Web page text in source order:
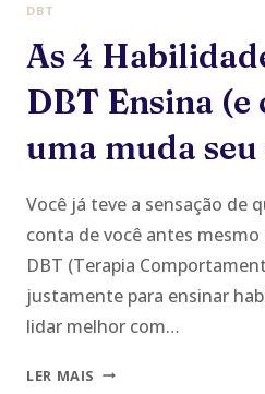
DBT
As 4
DBT Ensina (e
uma muda
Você já teve a sensação de
conta de você antes mesmo
DBT (Terapia
justamente para ensinar
lidar melhor com…
LER MAIS AS